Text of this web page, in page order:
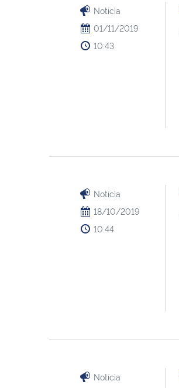
Notícia
01/11/2019
10:43
Notícia
18/10/2019
10:44
Notícia